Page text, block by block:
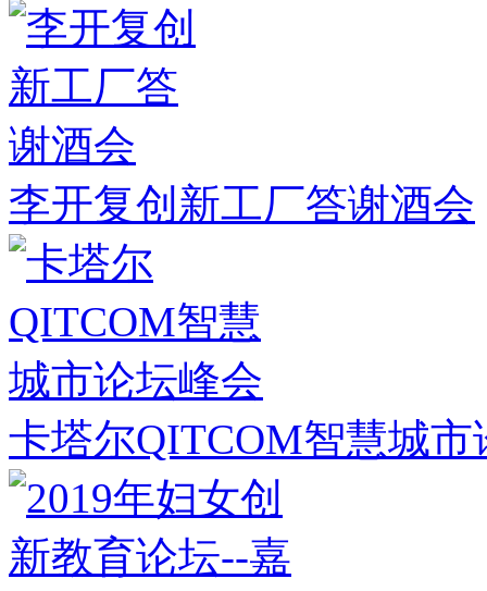
李开复创新工厂答谢酒会
卡塔尔QITCOM智慧城市